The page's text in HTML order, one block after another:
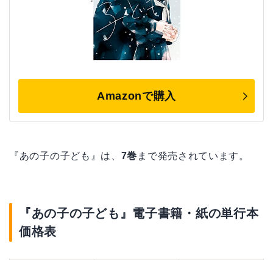
Amazonで購入
『あの子の子ども』は、 7巻 まで発売されています。
『あの子の子ども』電子書籍・紙の単行本
価格表